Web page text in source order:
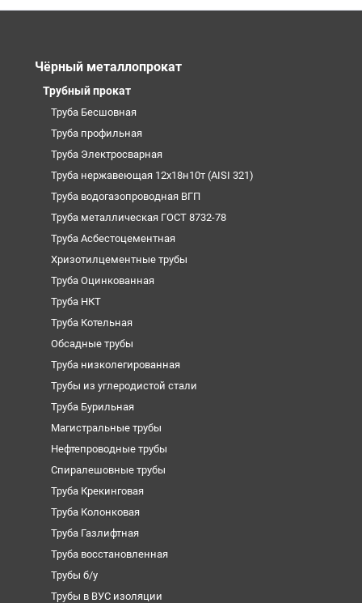
Чёрный металлопрокат
Трубный прокат
Труба Бесшовная
Труба профильная
Труба Электросварная
Труба нержавеющая 12х18н10т (AISI 321)
Труба водогазопроводная ВГП
Труба металлическая ГОСТ 8732-78
Труба Асбестоцементная
Хризотилцементные трубы
Труба Оцинкованная
Труба НКТ
Труба Котельная
Обсадные трубы
Труба низколегированная
Трубы из углеродистой стали
Труба Бурильная
Магистральные трубы
Нефтепроводные трубы
Спиралешовные трубы
Труба Крекинговая
Труба Колонковая
Труба Газлифтная
Труба восстановленная
Трубы б/у
Трубы в ВУС изоляции